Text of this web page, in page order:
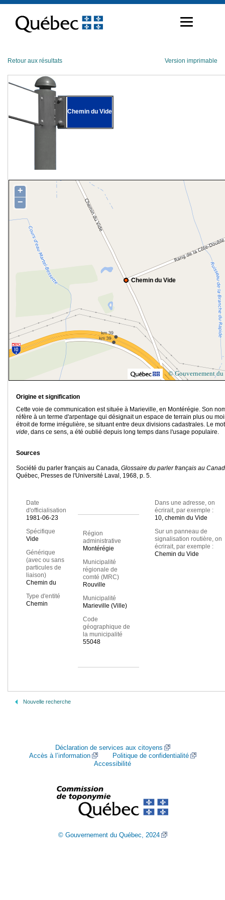
contenu
Retour aux résultats Version imprimable
Chemin du Vide
Chemin du Vide
+
−
© Gouvernement du
Origine et signification
Cette voie de communication est située à Marieville, en Montérégie. Son
réfère à un terme d'arpentage qui désignait un espace de terrain plus ou
étroit de forme irrégulière, se situant entre deux divisions cadastrales. Le mot
vide, dans ce sens, a été oublié depuis long temps dans l'usage populaire.
Sources
Société du parler français au Canada, Glossaire du parler français au
Québec, Presses de l'Université Laval, 1968, p. 5.
Date
d'officialisation
1981-06-23
Spécifique
Vide
Générique
(avec ou sans
particules de
liaison)
Chemin du
Type d'entité
Chemin
Région
administrative
Montérégie
Municipalité
régionale de
comté (MRC)
Rouville
Municipalité
Marieville (Ville)
Code
géographique de
la municipalité
55048
Dans une adresse, on
écrirait, par exemple :
10, chemin du Vide
Sur un panneau de
signalisation routière, on
écrirait, par exemple :
Chemin du Vide
Nouvelle recherche
Déclaration de services aux citoyens
Accès à l’information
Politique de confidentialité
Accessibilité
© Gouvernement du Québec, 2024